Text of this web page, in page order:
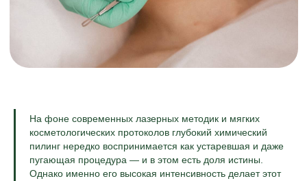
На фоне современных лазерных методик и мягких
косметологических протоколов глубокий химический
пилинг нередко воспринимается как устаревшая и даже
пугающая процедура — и в этом есть доля истины.
Однако именно его высокая интенсивность делает этот